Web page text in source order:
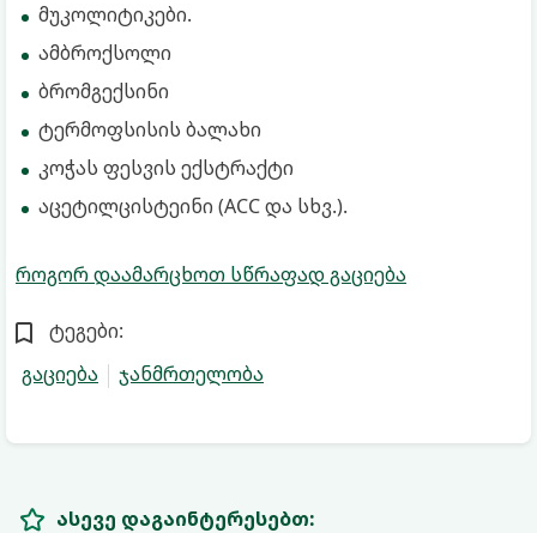
მუკოლიტიკები.
ამბროქსოლი
ბრომგექსინი
ტერმოფსისის ბალახი
კოჭას ფესვის ექსტრაქტი
აცეტილცისტეინი (ACC და სხვ.).
როგორ დაამარცხოთ სწრაფად გაციება
ტეგები:
გაციება
ჯანმრთელობა
ასევე დაგაინტერესებთ: